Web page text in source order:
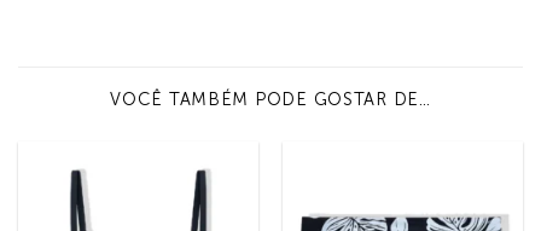
VOCÊ TAMBÉM PODE GOSTAR DE…